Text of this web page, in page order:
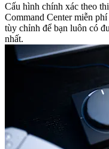
Cấu hình chính xác theo
Command Center miễn
tùy chỉnh để bạn luôn có
nhất.